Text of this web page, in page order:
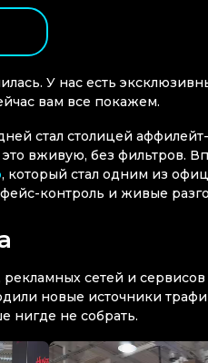
У нас есть
вам все покажем.
стал столицей
вживую, без фильтров.
, который стал одним из
контроль и живые
сетей и
новые источники
нигде не собрать.